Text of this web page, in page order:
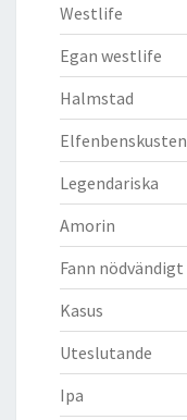
Westlife
Egan westlife
Halmstad
Elfenbenskusten
Legendariska
Amorin
Fann nödvändigt
Kasus
Uteslutande
Ipa